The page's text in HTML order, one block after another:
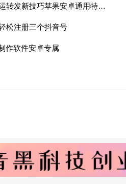
发新技巧苹果安卓通用特定版本
松注册三个抖音号
作软件安卓专属